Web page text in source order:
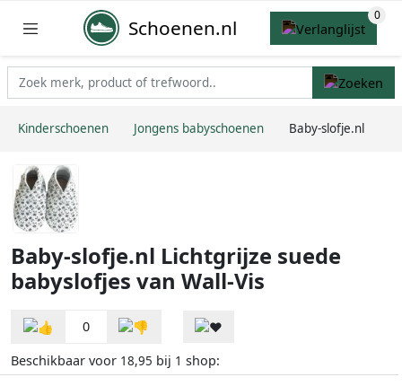
Schoenen.nl
Kinderschoenen Jongens babyschoenen Baby-slofje.nl
Baby-slofje.nl Lichtgrijze suede
babyslofjes van Wall-Vis
0
Beschikbaar voor 18,95 bij 1 shop: